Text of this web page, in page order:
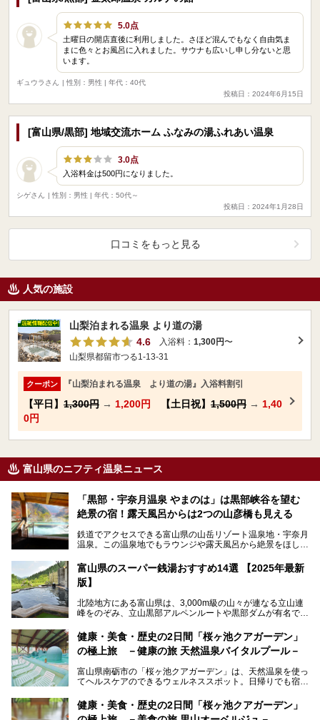
5.0点
土曜日の開店直後に利用しました。さほど混んでもなく自由気ま
まに色々とお風呂に入れました。サウナも広いし申し分ないと思
います。
ギュウラさん
| 性別：男性 | 年代：40代
投稿日：2024年6月15日
[富山県/黒部] 地域交流ホーム ふなみの湯ふれあい温泉
3.0点
入浴料金は500円になりました。
シゲさん
| 性別：男性 | 年代：50代～
投稿日：2024年1月28日
口コミをもっと見る
人気の施設
山梨泊まれる温泉 より道の湯
4.6
入浴料： 1,300円〜
山梨県都留市つる1-13-31
クーポン 『山梨泊まれる温泉 より道の湯』入浴料割引
【平日】 1,300円 → 1,200円 【土日祝】 1,500円 → 1,40
0円
富山県のニフティ温泉ニュース
「黒部・宇奈月温泉 やまのは」は黒部峡谷を望む
絶景の宿！露天風呂からは2つの山彦橋も見える
鉄道でアクセスできる富山県の山岳リゾート温泉地・宇奈月
温泉。この温泉地でもラウンジや露天風呂から絶景をほしい
の「黒部・宇奈月温泉 やまのは」。
自慢の眺望、温泉、居心地の良い客室、ビュッフェ式の食事
ます。日常から少し離れて、山懐で自然に癒されたいと思う
方にぴったりの温泉です。冬なら雪景色も絵になりますよ。
───
提供元：オリックス・ホテルマネジメント株式会社【PR】
この記事は黒部・宇奈月温泉 やまのはのPR記事です。
富山県のスーパー銭湯おすすめ14選 【2025年最新
版】
北陸地方にある富山県は、3,000m級の山々が連なる立山連
峰をのぞみ、立山黒部アルペンルートや黒部ダムが有名で
の（新鮮な）海の幸も見逃せません！
北陸新幹線が開業し、実は東京からも2時間ほどでアクセス
のいい天然温泉が豊富で、すぐにでも出かけたくなる施設が
満載ですよ。
健康・美食・歴史の2日間「桜ヶ池クアガーデン」
の極上旅 －健康の旅 天然温泉バイタルプール－
富山県南砺市の「桜ヶ池クアガーデン」は、天然温泉を使っ
てヘルスケアのできるウェルネススポット。日帰りでも宿泊
るので、ゆったり楽しみながら美しく健康に。
健康・美食・歴史の2日間「桜ヶ池クアガーデン」